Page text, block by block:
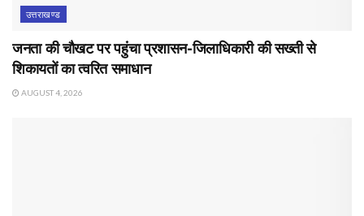
उत्तराखण्ड
जनता की चौखट पर पहुंचा प्रशासन-जिलाधिकारी की सख्ती से
शिकायतों का त्वरित समाधान
AUGUST 4, 2026